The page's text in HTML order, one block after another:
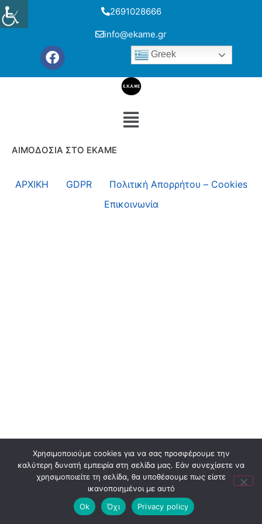
2691028666
info@ekame.gr
Greek
ΑΙΜΟΔΟΣΙΑ ΣΤΟ ΕΚΑΜΕ
ΑΡΧΙΚΗ GDPR
Πολιτική Απορρήτου – Cookies
Επικοινωνία
Χρησιμοποιούμε cookies για να σας προσφέρουμε την
καλύτερη δυνατή εμπειρία στη σελίδα μας. Εάν συνεχίσετε να
χρησιμοποιείτε τη σελίδα, θα υποθέσουμε πως είστε
ικανοποιημένοι με αυτό
Ok
Όχι Privacy policy